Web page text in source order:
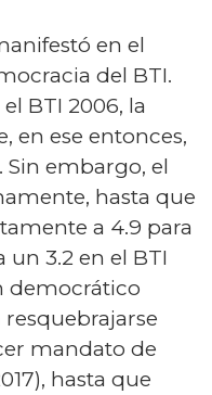
en el
del BTI.
BTI 2006, la
en ese entonces,
Sin embargo, el
hasta que
a 4.9 para
3.2 en el BTI
democrático
mandato de
hasta que